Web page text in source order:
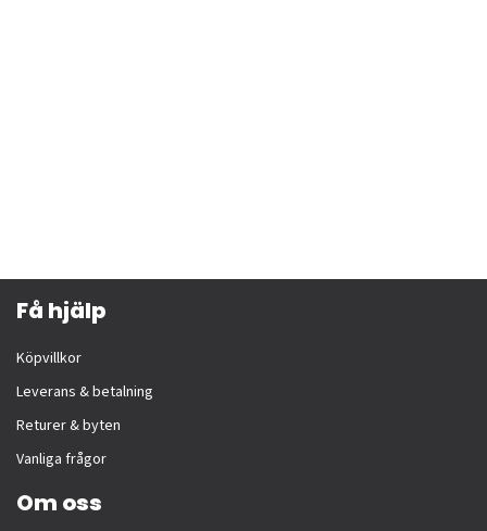
Få hjälp
Köpvillkor
Leverans & betalning
Returer & byten
Vanliga frågor
Om oss